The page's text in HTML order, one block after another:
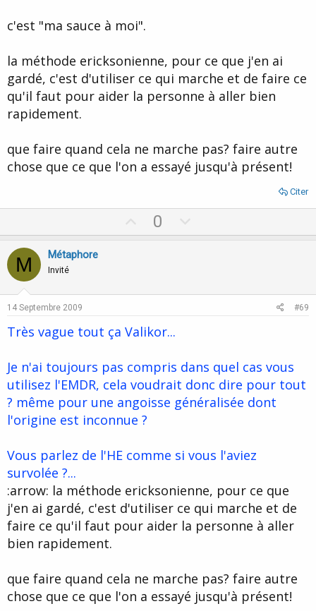
c'est "ma sauce à moi".
la méthode ericksonienne, pour ce que j'en ai
gardé, c'est d'utiliser ce qui marche et de faire ce
qu'il faut pour aider la personne à aller bien
rapidement.
que faire quand cela ne marche pas? faire autre
chose que ce que l'on a essayé jusqu'à présent!
Citer
p
0
o
M Métaphore
Invité
14 Septembre 2009 #69
Très vague tout ça Valikor...
Je n'ai toujours pas compris dans quel cas vous
utilisez l'EMDR, cela voudrait donc dire pour tout
? même pour une angoisse généralisée dont
l'origine est inconnue ?
Vous parlez de l'HE comme si vous l'aviez
survolée ?...
:arrow: la méthode ericksonienne, pour ce que
j'en ai gardé, c'est d'utiliser ce qui marche et de
faire ce qu'il faut pour aider la personne à aller
bien rapidement.
que faire quand cela ne marche pas? faire autre
chose que ce que l'on a essayé jusqu'à présent!